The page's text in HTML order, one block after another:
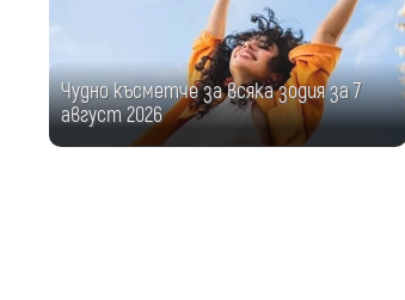
Чудно късметче за всяка зодия за 7
август 2026